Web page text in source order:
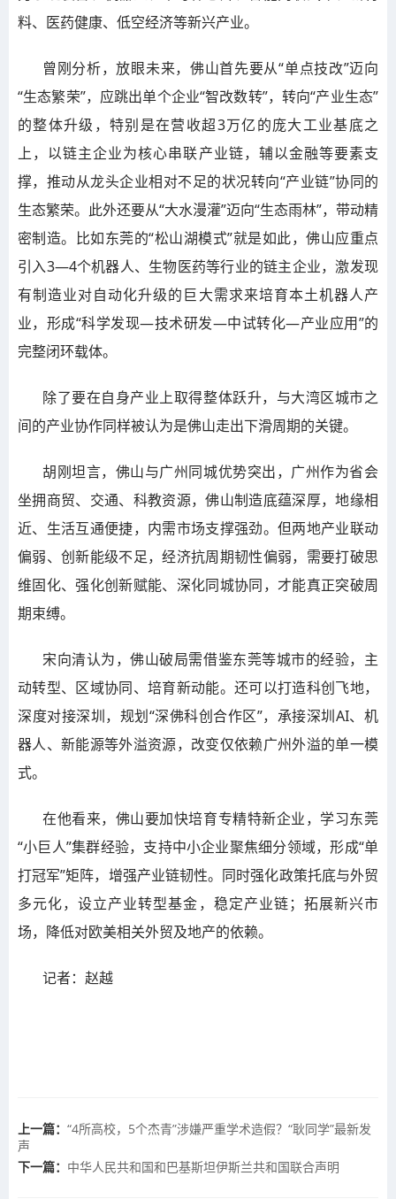
料、医药健康、低空经济等新兴产业。
曾刚分析，放眼未来，佛山首先要从“单点技改”迈向
“生态繁荣”，应跳出单个企业“智改数转”，转向“产业生态”
的整体升级，特别是在营收超3万亿的庞大工业基底之
上，以链主企业为核心串联产业链，辅以金融等要素支
撑，推动从龙头企业相对不足的状况转向“产业链”协同的
生态繁荣。此外还要从“大水漫灌”迈向“生态雨林”，带动精
密制造。比如东莞的“松山湖模式”就是如此，佛山应重点
引入3—4个机器人、生物医药等行业的链主企业，激发现
有制造业对自动化升级的巨大需求来培育本土机器人产
业，形成“科学发现—技术研发—中试转化—产业应用”的
完整闭环载体。
除了要在自身产业上取得整体跃升，与大湾区城市之
间的产业协作同样被认为是佛山走出下滑周期的关键。
胡刚坦言，佛山与广州同城优势突出，广州作为省会
坐拥商贸、交通、科教资源，佛山制造底蕴深厚，地缘相
近、生活互通便捷，内需市场支撑强劲。但两地产业联动
偏弱、创新能级不足，经济抗周期韧性偏弱，需要打破思
维固化、强化创新赋能、深化同城协同，才能真正突破周
期束缚。
宋向清认为，佛山破局需借鉴东莞等城市的经验，主
动转型、区域协同、培育新动能。还可以打造科创飞地，
深度对接深圳，规划“深佛科创合作区”，承接深圳AI、机
器人、新能源等外溢资源，改变仅依赖广州外溢的单一模
式。
在他看来，佛山要加快培育专精特新企业，学习东莞
“小巨人”集群经验，支持中小企业聚焦细分领域，形成“单
打冠军”矩阵，增强产业链韧性。同时强化政策托底与外贸
多元化，设立产业转型基金，稳定产业链；拓展新兴市
场，降低对欧美相关外贸及地产的依赖。
记者：赵越
上一篇： “4所高校，5个杰青”涉嫌严重学术造假？“耿同学”最新发
声
下一篇： 中华人民共和国和巴基斯坦伊斯兰共和国联合声明